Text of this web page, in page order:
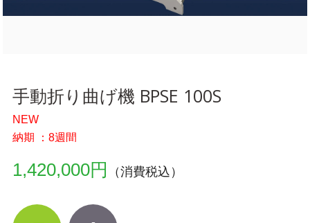
手動折り曲げ機 BPSE 100S
NEW
納期 ：8週間
1,420,000円 （消費税込）